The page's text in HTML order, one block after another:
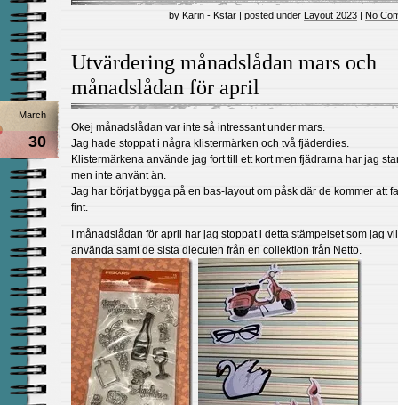
by Karin - Kstar | posted under Layout 2023 | No
Utvärdering månadslådan mars och
månadslådan för april
March
30
Okej månadslådan var inte så intressant under mars.
Jag hade stoppat i några klistermärken och två fjäderdies.
Klistermärkena använde jag fort till ett kort men fjädrarna har jag
men inte använt än.
Jag har börjat bygga på en bas-layout om påsk där de kommer att
fint.
I månadslådan för april har jag stoppat i detta stämpelset som jag
använda samt de sista diecuten från en collektion från Netto.